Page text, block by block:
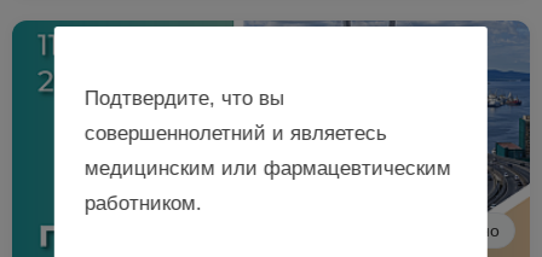
Очно
Подтвердите, что вы
совершеннолетний и являетесь
медицинским или фармацевтическим
работником.